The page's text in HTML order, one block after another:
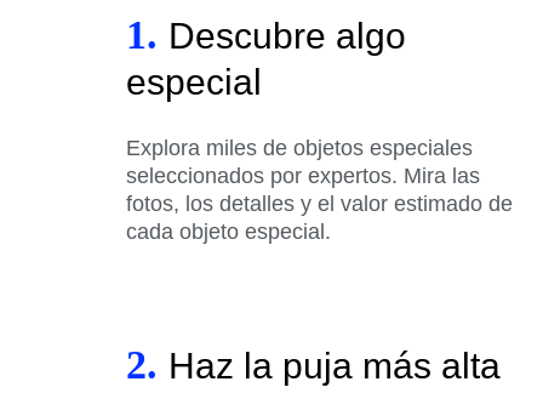
1. Descubre algo
especial
Explora miles de objetos especiales
seleccionados por expertos. Mira las
fotos, los detalles y el valor estimado de
cada objeto especial.
2. Haz la puja más alta